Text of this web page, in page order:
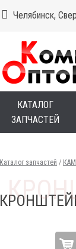
Челябинск,
КАТАЛОГ
ЗАПЧАСТЕЙ
Каталог запчастей /